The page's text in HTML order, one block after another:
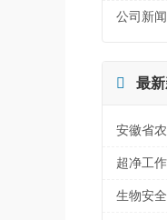
公司新闻
 最
安徽省
超净工
生物安